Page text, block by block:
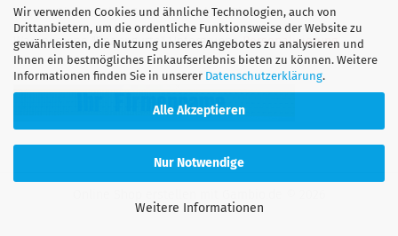
Wir verwenden Cookies und ähnliche Technologien, auch von
Drittanbietern, um die ordentliche Funktionsweise der Website zu
gewährleisten, die Nutzung unseres Angebotes zu analysieren und
Ihnen ein bestmögliches Einkaufserlebnis bieten zu können. Weitere
Informationen finden Sie in unserer Datenschutzerklärung.
Alle Akzeptieren
Nur Notwendige
Weitere Informationen
Lassen Sie sich Ihre Gurte bedrucken. Siehe:
Warengruppe "Spanngurte" UntergruppePersonalisierung